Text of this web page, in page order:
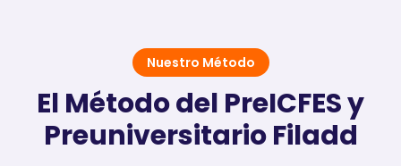
Nuestro Método
El Método del PreICFES y
Preuniversitario Filadd